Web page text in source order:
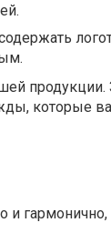
продукции.
которые
и гармонично,